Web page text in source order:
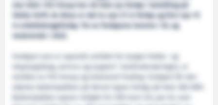
mai 2022. FSV Group har nå hele sju fartøy i bestilling på
Sletta Verft. Av disse er det to nye 27 m fartøy og fem nye 15
m enkeltskrogsfartøy. Tre av fartøyene leveres i år, og
resterende i 2022.
Fartøyet som er spesielt utviklet for tyngre frakte- og
slepeoppdrag, service og support i havbruksnæringen, er
utviklet av FSV Group og Solstrand Trading. Fartøyet får den
største batteripakken på denne typen fartøy på hele 360 kWh.
Batteripakken sparer miljøet for 290 tonn CO
per år, som